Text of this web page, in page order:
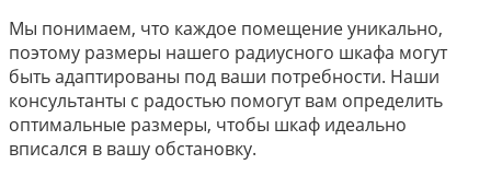
Мы понимаем, что каждое помещение уникально,
поэтому размеры нашего радиусного шкафа могут
быть адаптированы под ваши потребности. Наши
консультанты с радостью помогут вам определить
оптимальные размеры, чтобы шкаф идеально
вписался в вашу обстановку.